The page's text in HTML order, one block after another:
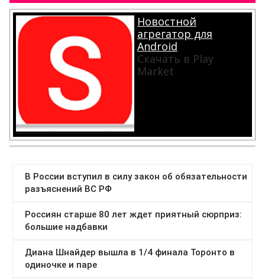
Новостной
агрегатор для
Android
Скачать в Play
Market